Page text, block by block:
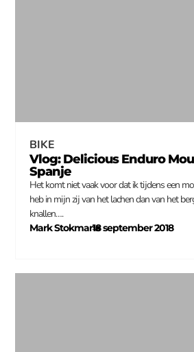
BIKE
Vlog: Delicious Enduro
Spanje
Het komt niet vaak voor dat ik tijdens een
heb in mijn zij van het lachen dan van het
knallen….
Mark Stokmans
–
18 september 2018